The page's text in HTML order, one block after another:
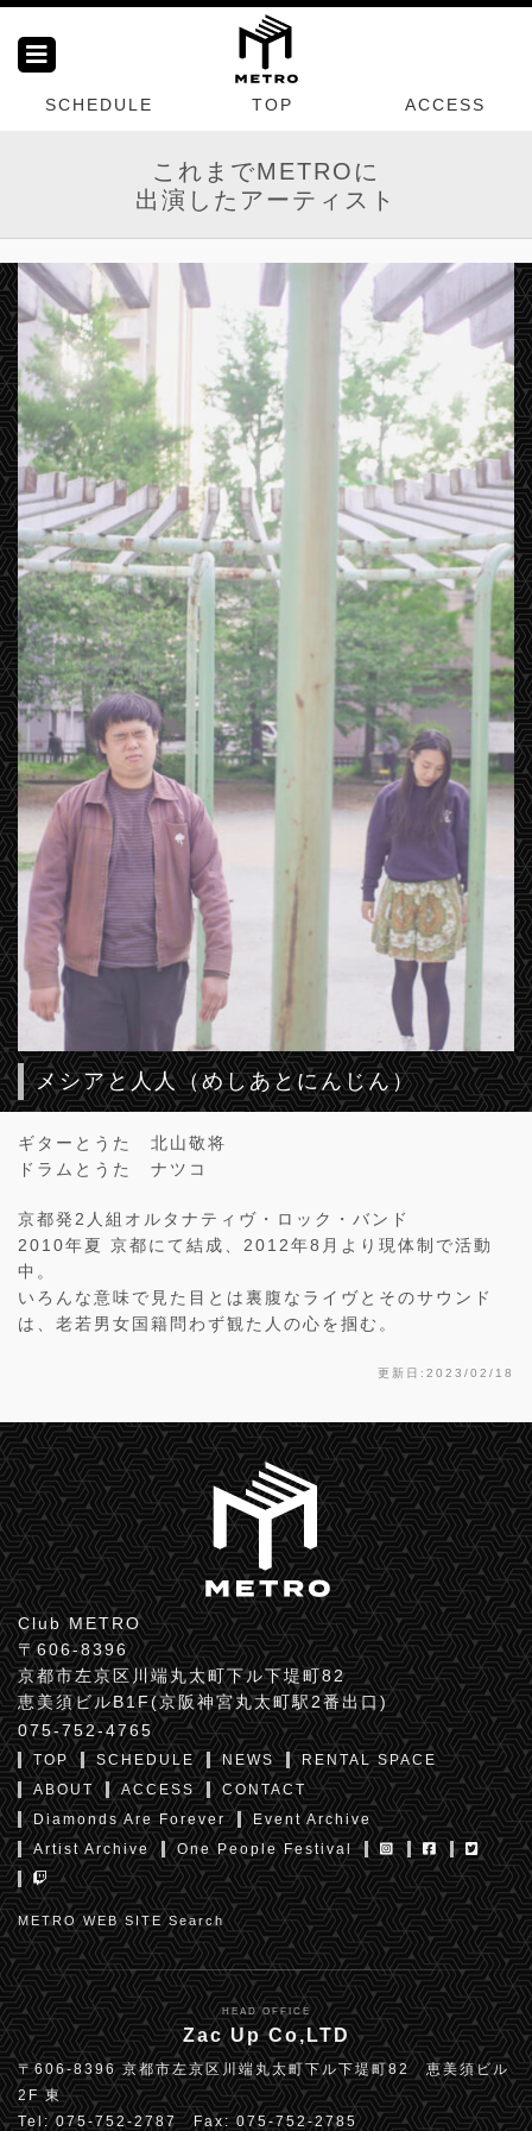
SCHEDULE TOP ACCESS
これまでMETROに
出演したアーティスト
メシアと人人（めしあとにんじん）
ギターとうた 北山敬将
ドラムとうた ナツコ
京都発2人組オルタナティヴ・ロック・バンド
2010年夏 京都にて結成、2012年8月より現体制で活動
中。
いろんな意味で見た目とは裏腹なライヴとそのサウンド
は、老若男女国籍問わず観た人の心を掴む。
更新日:2023/02/18
Club METRO
〒606-8396
京都市左京区川端丸太町下ル下堤町82
恵美須ビルB1F(京阪神宮丸太町駅2番出口)
075-752-4765
TOP SCHEDULE NEWS
RENTAL SPACE
ABOUT
ACCESS
CONTACT
Diamonds Are Forever
Event Archive
Artist Archive
One People Festival
METRO WEB SITE Search
HEAD OFFICE
Zac Up Co,LTD
〒606-8396 京都市左京区川端丸太町下ル下堤町82 恵美須ビル
2F 東
Tel: 075-752-2787 Fax: 075-752-2785